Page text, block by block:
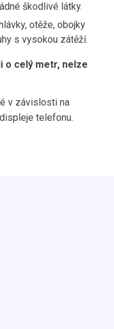
škodlivé látky.
otěže, obojky
s vysokou zátěží.
o celý metr, nelze
v závislosti na
telefonu.